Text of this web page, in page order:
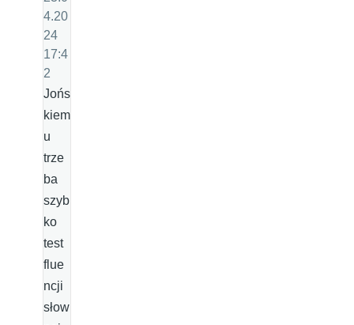
4.20
24
17:4
2
Jońs
kiem
u
trze
ba
szyb
ko
test
flue
ncji
słow